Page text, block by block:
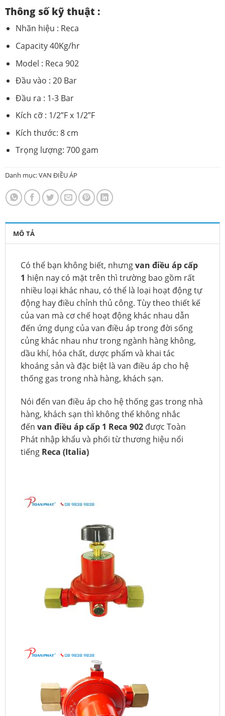
Thông số kỹ thuật :
Nhãn hiệu : Reca
Capacity 40Kg/hr
Model : Reca 902
Đầu vào : 20 Bar
Đầu ra : 1-3 Bar
Kích cỡ : 1/2”F x 1/2”F
Kích thước: 8 cm
Trọng lượng: 700 gam
Danh mục:VAN ĐIỀU ÁP
MÔ TẢ
Có thể bạn không biết, nhưngvan điều áp cấp
1 hiện nay có mặt trên thì trường bao gồm rất
nhiều loại khác nhau, có thể là loại hoạt động tự
động hay điều chỉnh thủ công. Tùy theo thiết kế
của van mà cơ chế hoạt động khác nhau dẫn
đến ứng dụng của van điều áp trong đời sống
củng khác nhau như trong ngành hàng không,
dầu khí, hóa chất, dược phẩm và khai tác
khoáng sản và đặc biệt là van điều áp cho hệ
thống gas trong nhà hàng, khách sạn.
Nói đến van điều áp cho hệ thống gas trong nhà
hàng, khách sạn thì không thể không nhắc
đến van điều áp cấp 1 Reca 902được Toàn
Phát nhập khẩu và phối từ thương hiệu nổi
tiếng Reca (Italia)